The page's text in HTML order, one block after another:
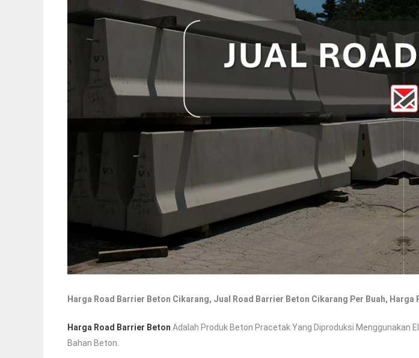
Harga Road Barrier Beton Cikarang, Jual Road Barrier Beton Cikarang Per Buah, Harga
Harga Road Barrier Beton Adalah Produk Beton Pracetak Yang Diproduksi Menggunakan
Bahan Beton.